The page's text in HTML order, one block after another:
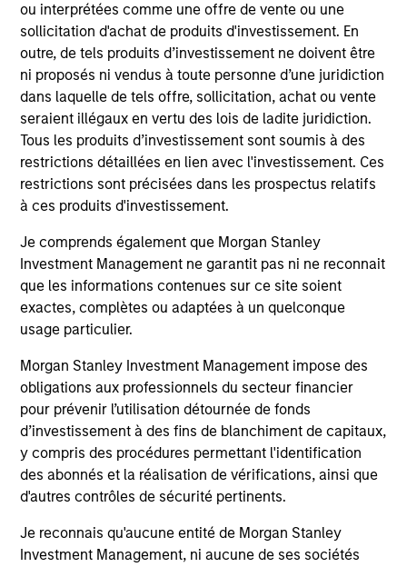
ou interprétées comme une offre de vente ou une
sollicitation d'achat de produits d'investissement. En
outre, de tels produits d’investissement ne doivent être
ni proposés ni vendus à toute personne d’une juridiction
dans laquelle de tels offre, sollicitation, achat ou vente
seraient illégaux en vertu des lois de ladite juridiction.
Tous les produits d’investissement sont soumis à des
restrictions détaillées en lien avec l'investissement. Ces
restrictions sont précisées dans les prospectus relatifs
à ces produits d'investissement.
Je comprends également que Morgan Stanley
Investment Management ne garantit pas ni ne reconnait
que les informations contenues sur ce site soient
exactes, complètes ou adaptées à un quelconque
usage particulier.
Morgan Stanley Investment Management impose des
obligations aux professionnels du secteur financier
pour prévenir l’utilisation détournée de fonds
d’investissement à des fins de blanchiment de capitaux,
y compris des procédures permettant l'identification
des abonnés et la réalisation de vérifications, ainsi que
d'autres contrôles de sécurité pertinents.
Je reconnais qu'aucune entité de Morgan Stanley
Investment Management, ni aucune de ses sociétés
Funds advised by Apax Partners to
acquire Cadence Education from
Funds advised by Morgan Stanley
Capital Partners
Funds advised by Apax Partners today
announced they have reached an agreement
to acquire Cadence Education, a leading
provider of early childhood education in North
America, from investment funds managed by
Morgan Stanley Capital Partners (MSCP). The
transaction is expected to complete in March
not disclosed.
May not represent all Team Members.
The information on this page is for informational
purposes only. The information contained herein does
not constitute and should not be construed as an
offering of advisory services or an offer to sell or a
solicitation of an offer to buy any securities in any
purchase or sale would be unlawful under the
securities, insurance or other laws of such jurisdiction.